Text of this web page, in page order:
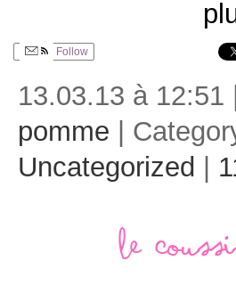
Follow
13.03.13 à 12:51
pomme |
Uncategorized
Le